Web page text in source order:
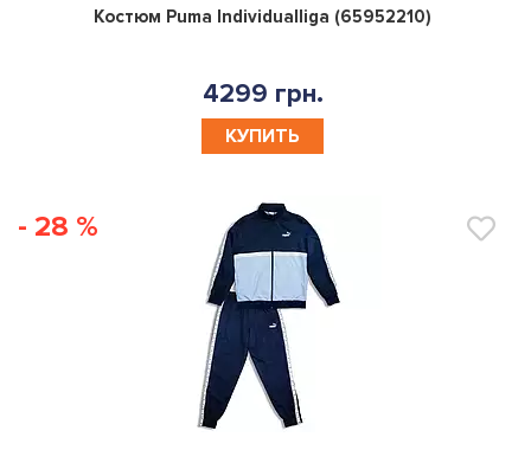
0
Костюм Puma Individualliga (65952210)
4299 грн.
КУПИТЬ
- 28 %